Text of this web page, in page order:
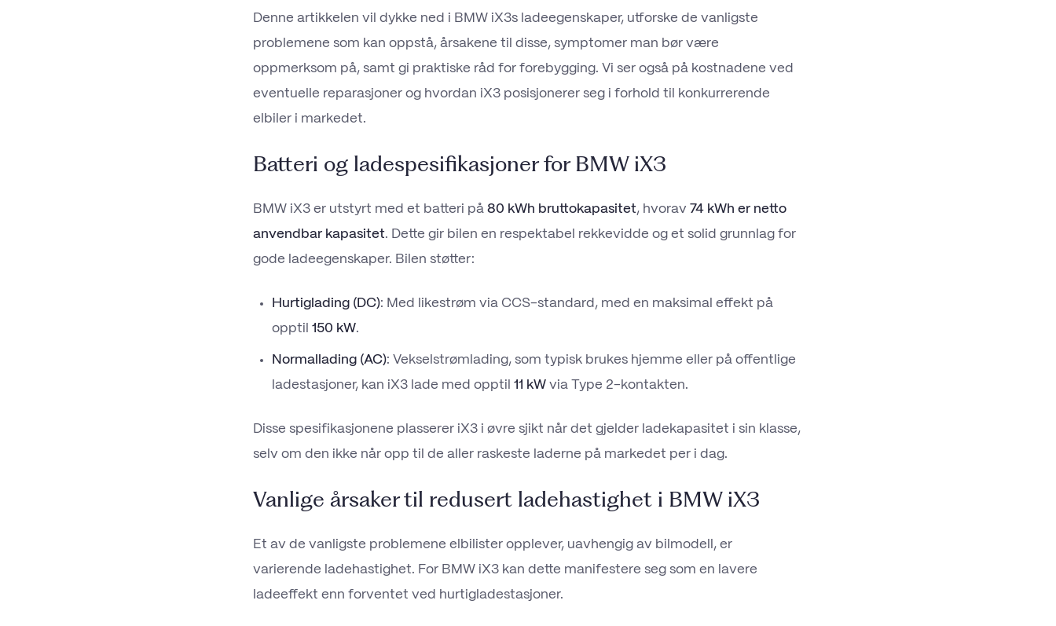
Denne artikkelen vil dykke ned i BMW iX3s ladeegenskaper, utforske de vanligste
problemene som kan oppstå, årsakene til disse, symptomer man bør være
oppmerksom på, samt gi praktiske råd for forebygging. Vi ser også på kostnadene ved
eventuelle reparasjoner og hvordan iX3 posisjonerer seg i forhold til konkurrerende
elbiler i markedet.
Batteri og ladespesifikasjoner for BMW iX3
BMW iX3 er utstyrt med et batteri på 80 kWh bruttokapasitet, hvorav 74 kWh er netto
anvendbar kapasitet. Dette gir bilen en respektabel rekkevidde og et solid grunnlag for
gode ladeegenskaper. Bilen støtter:
Hurtiglading (DC): Med likestrøm via CCS-standard, med en maksimal effekt på
opptil 150 kW.
Normallading (AC): Vekselstrømlading, som typisk brukes hjemme eller på offentlige
ladestasjoner, kan iX3 lade med opptil 11 kW via Type 2-kontakten.
Disse spesifikasjonene plasserer iX3 i øvre sjikt når det gjelder ladekapasitet i sin klasse,
selv om den ikke når opp til de aller raskeste laderne på markedet per i dag.
Vanlige årsaker til redusert ladehastighet i BMW iX3
Et av de vanligste problemene elbilister opplever, uavhengig av bilmodell, er
varierende ladehastighet. For BMW iX3 kan dette manifestere seg som en lavere
ladeeffekt enn forventet ved hurtigladestasjoner.